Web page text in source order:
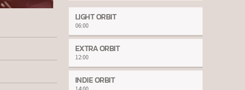
LIGHT ORBIT
06:00
EXTRA ORBIT
12:00
INDIE ORBIT